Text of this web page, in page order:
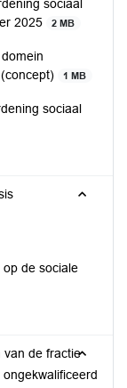
sociaal
2025
2 MB
1 MB
sociaal
op de sociale
van de fractie